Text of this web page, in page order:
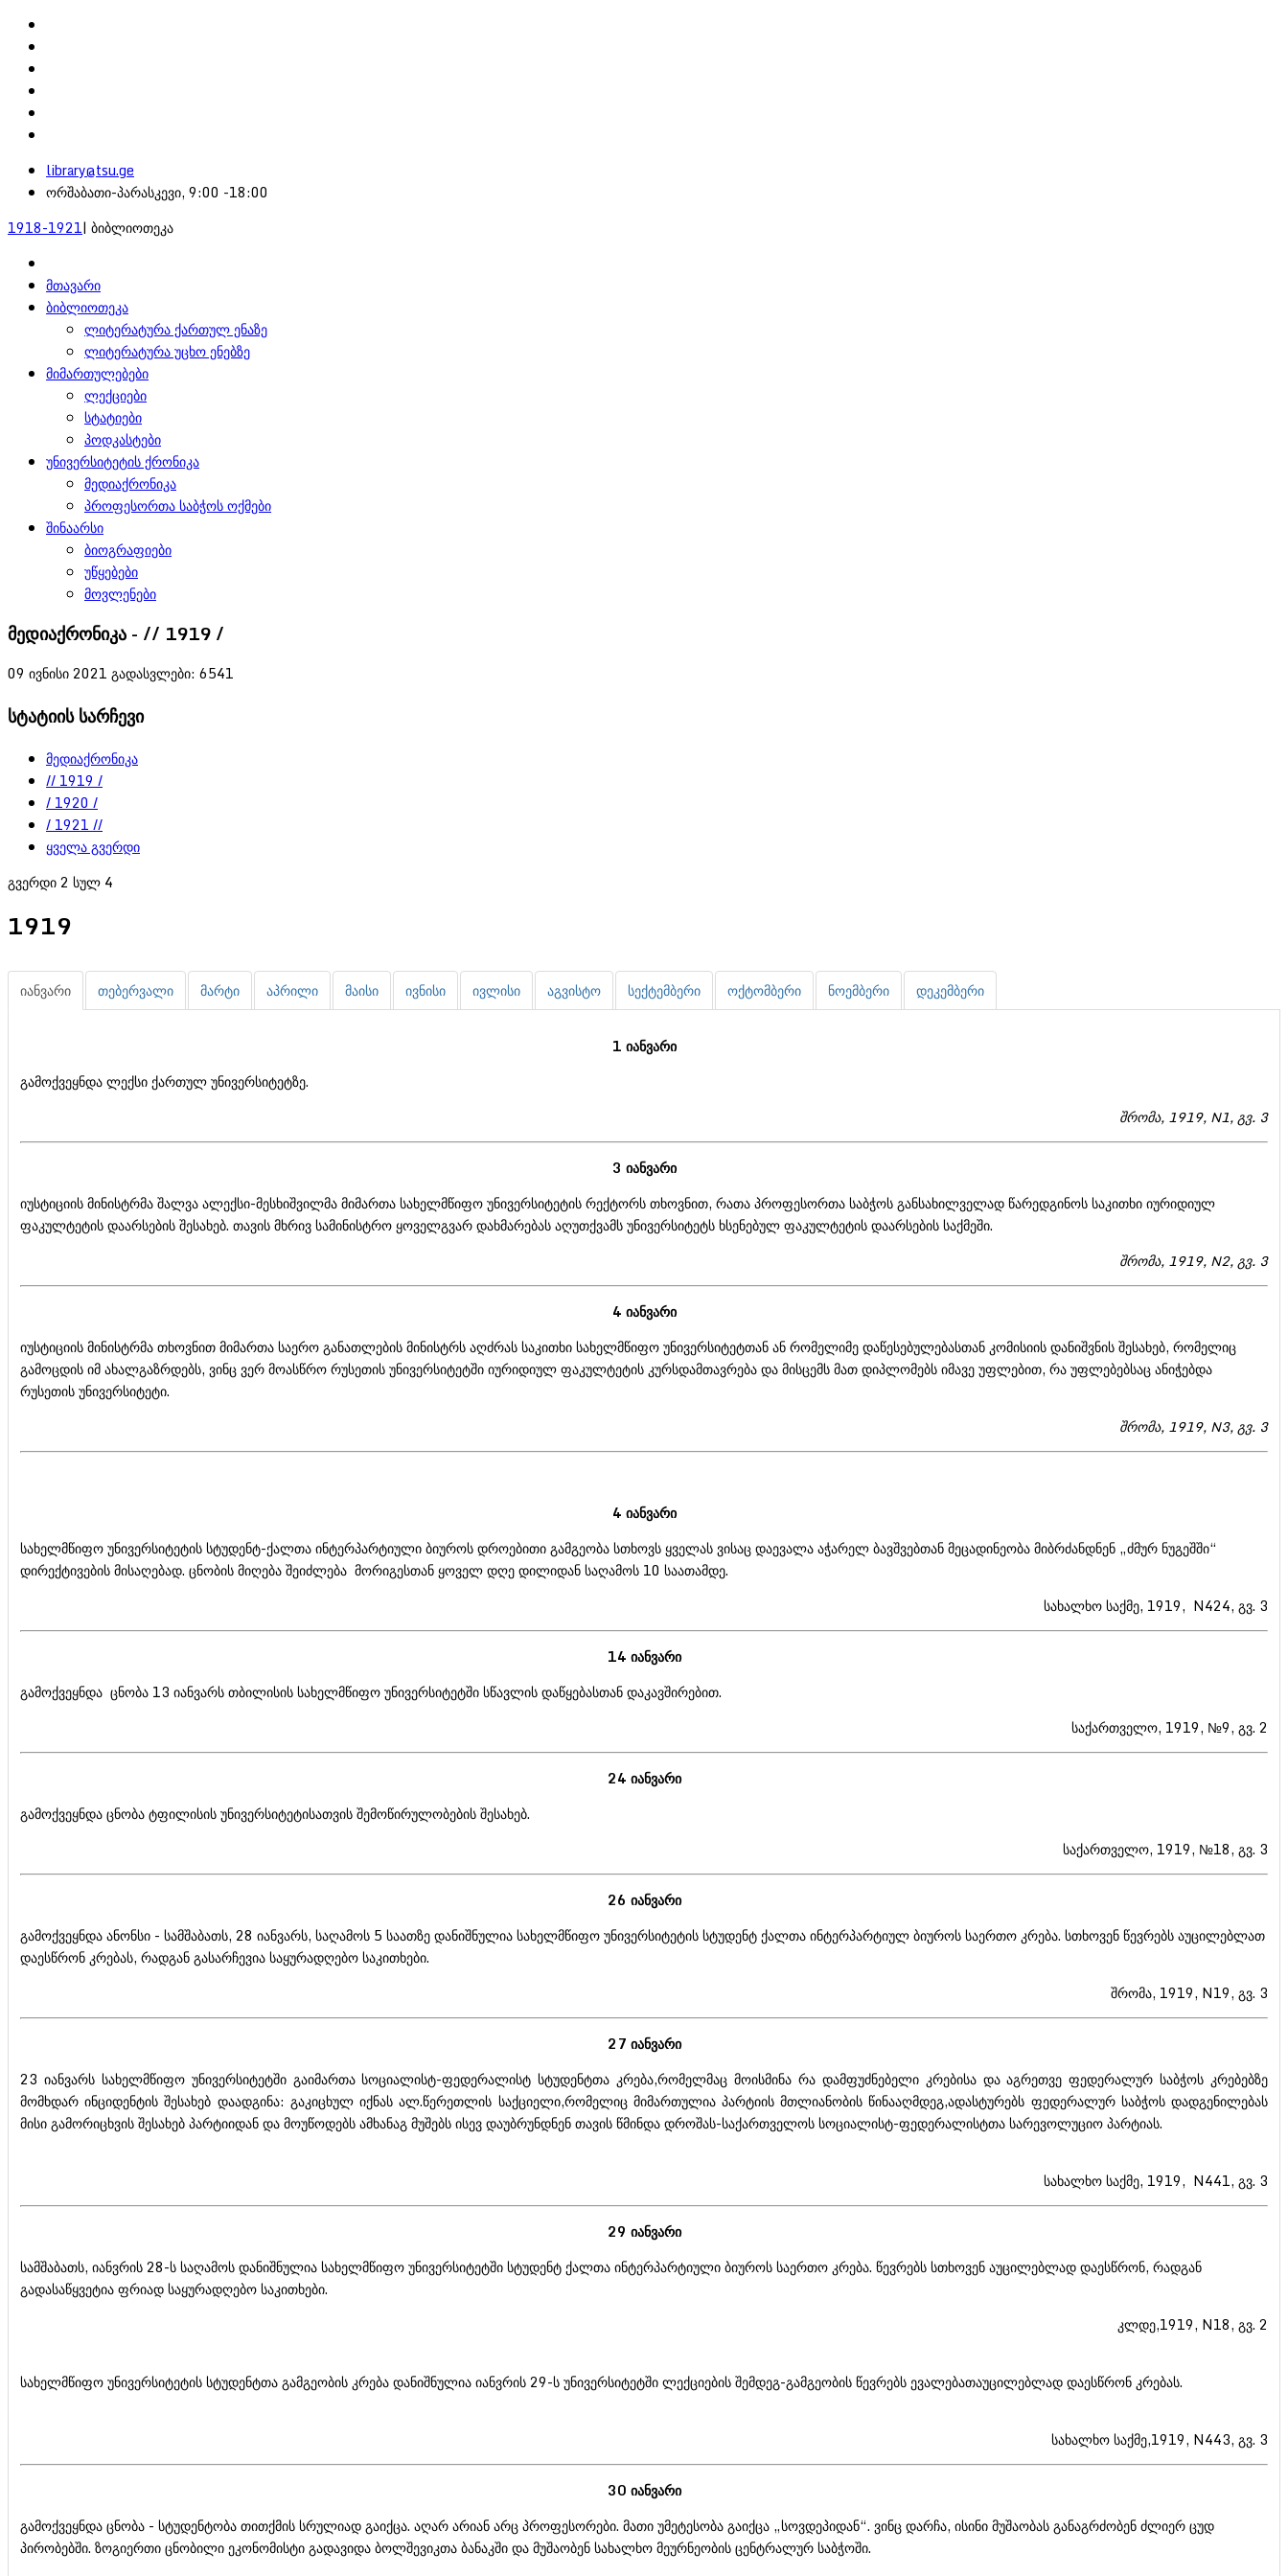
library@tsu.ge
ორშაბათი-პარასკევი, 9:00 -18:00
1918-1921| ბიბლიოთეკა
მთავარი
ბიბლიოთეკა
ლიტერატურა ქართულ ენაზე
ლიტერატურა უცხო ენებზე
მიმართულებები
ლექციები
სტატიები
პოდკასტები
უნივერსიტეტის ქრონიკა
მედიაქრონიკა
პროფესორთა საბჭოს ოქმები
შინაარსი
ბიოგრაფიები
უწყებები
მოვლენები
მედიაქრონიკა - // 1919 /
09 ივნისი 2021 გადასვლები: 6541
სტატიის სარჩევი
მედიაქრონიკა
// 1919 /
/ 1920 /
/ 1921 //
ყველა გვერდი
გვერდი 2 სულ 4
1919
იანვარი თებერვალი მარტი აპრილი მაისი ივნისი ივლისი აგვისტო სექტემბერი ოქტომბერი ნოემბერი დეკემბერი
1 იანვარი
გამოქვეყნდა ლექსი ქართულ უნივერსიტეტზე.
შრომა, 1919, N1, გვ. 3
3 იანვარი
იუსტიციის მინისტრმა შალვა ალექსი-მესხიშვილმა მიმართა სახელმწიფო უნივერსიტეტის რექტორს თხოვნით, რათა პროფესორთა საბჭოს განსახილველად წარედგინოს საკითხი იურიდიულ
ფაკულტეტის დაარსების შესახებ. თავის მხრივ სამინისტრო ყოველგვარ დახმარებას აღუთქვამს უნივერსიტეტს ხსენებულ ფაკულტეტის დაარსების საქმეში.
შრომა, 1919, N2, გვ. 3
4 იანვარი
იუსტიციის მინისტრმა თხოვნით მიმართა საერო განათლების მინისტრს აღძრას საკითხი სახელმწიფო უნივერსიტეტთან ან რომელიმე დაწესებულებასთან კომისიის დანიშვნის შესახებ, რომელიც
გამოცდის იმ ახალგაზრდებს, ვინც ვერ მოასწრო რუსეთის უნივერსიტეტში იურიდიულ ფაკულტეტის კურსდამთავრება და მისცემს მათ დიპლომებს იმავე უფლებით, რა უფლებებსაც ანიჭებდა
რუსეთის უნივერსიტეტი.
შრომა, 1919, N3, გვ. 3
4 იანვარი
სახელმწიფო უნივერსიტეტის სტუდენტ-ქალთა ინტერპარტიული ბიუროს დროებითი გამგეობა სთხოვს ყველას ვისაც დაევალა აჭარელ ბავშვებთან მეცადინეობა მიბრძანდნენ „ძმურ ნუგეშში“
დირექტივების მისაღებად. ცნობის მიღება შეიძლება მორიგესთან ყოველ დღე დილიდან საღამოს 10 საათამდე.
სახალხო საქმე, 1919, N424, გვ. 3
14 იანვარი
გამოქვეყნდა ცნობა 13 იანვარს თბილისის სახელმწიფო უნივერსიტეტში სწავლის დაწყებასთან დაკავშირებით.
საქართველო, 1919, №9, გვ. 2
24 იანვარი
გამოქვეყნდა ცნობა ტფილისის უნივერსიტეტისათვის შემოწირულობების შესახებ.
საქართველო, 1919, №18, გვ. 3
26 იანვარი
გამოქვეყნდა ანონსი - სამშაბათს, 28 იანვარს, საღამოს 5 საათზე დანიშნულია სახელმწიფო უნივერსიტეტის სტუდენტ ქალთა ინტერპარტიულ ბიუროს საერთო კრება. სთხოვენ წევრებს აუცილებლათ
დაესწრონ კრებას, რადგან გასარჩევია საყურადღებო საკითხები.
შრომა, 1919, N19, გვ. 3
27 იანვარი
23 იანვარს სახელმწიფო უნივერსიტეტში გაიმართა სოციალისტ-ფედერალისტ სტუდენტთა კრება,რომელმაც მოისმინა რა დამფუძნებელი კრებისა და აგრეთვე ფედერალურ საბჭოს კრებებზე
მომხდარ ინციდენტის შესახებ დაადგინა: გაკიცხულ იქნას ალ.წერეთლის საქციელი,რომელიც მიმართულია პარტიის მთლიანობის წინააღმდეგ,ადასტურებს ფედერალურ საბჭოს დადგენილებას
მისი გამორიცხვის შესახებ პარტიიდან და მოუწოდებს ამხანაგ მუშებს ისევ დაუბრუნდნენ თავის წმინდა დროშას-საქართველოს სოციალისტ-ფედერალისტთა სარევოლუციო პარტიას.
სახალხო საქმე, 1919, N441, გვ. 3
29 იანვარი
სამშაბათს, იანვრის 28-ს საღამოს დანიშნულია სახელმწიფო უნივერსიტეტში სტუდენტ ქალთა ინტერპარტიული ბიუროს საერთო კრება. წევრებს სთხოვენ აუცილებლად დაესწრონ, რადგან
გადასაწყვეტია ფრიად საყურადღებო საკითხები.
კლდე,1919, N18, გვ. 2
სახელმწიფო უნივერსიტეტის სტუდენტთა გამგეობის კრება დანიშნულია იანვრის 29-ს უნივერსიტეტში ლექციების შემდეგ-გამგეობის წევრებს ევალებათაუცილებლად დაესწრონ კრებას.
სახალხო საქმე,1919, N443, გვ. 3
30 იანვარი
გამოქვეყნდა ცნობა - სტუდენტობა თითქმის სრულიად გაიქცა. აღარ არიან არც პროფესორები. მათი უმეტესობა გაიქცა „სოვდეპიდან“. ვინც დარჩა, ისინი მუშაობას განაგრძობენ ძლიერ ცუდ
პირობებში. ზოგიერთი ცნობილი ეკონომისტი გადავიდა ბოლშევიკთა ბანაკში და მუშაობენ სახალხო მეურნეობის ცენტრალურ საბჭოში.